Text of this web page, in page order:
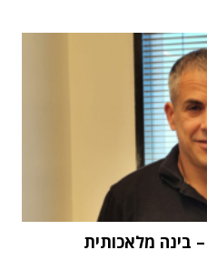
"העתיד הוא Physical AI – בינה מלאכותית